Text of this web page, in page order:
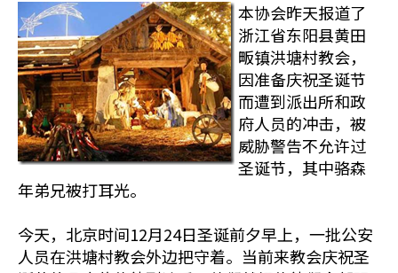
本协会昨天报道了
浙江省东阳县黄田
畈镇洪塘村教会，
因准备庆祝圣诞节
而遭到派出所和政
府人员的冲击，被
威胁警告不允许过
圣诞节，其中骆森
年弟兄被打耳光。
今天，北京时间12月24日圣诞前夕早上，一批公安
人员在洪塘村教会外边把守着。当前来教会庆祝圣